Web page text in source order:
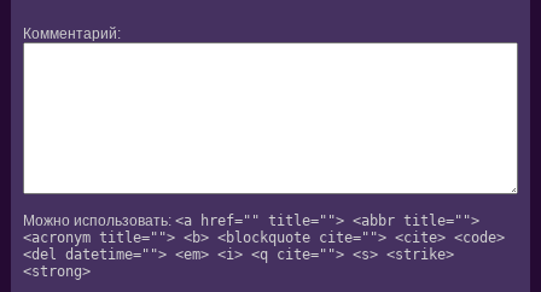
Комментарий
Можно использовать: <a href="" title=""> <abbr title="">
<acronym title=""> <b> <blockquote cite=""> <cite> <code>
<del datetime=""> <em> <i> <q cite=""> <s> <strike>
<strong>